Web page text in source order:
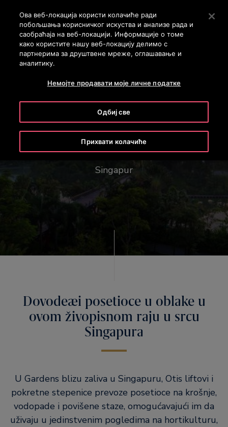
Stlačením klávesu Enter preskočíte na hlavný obsah
ПРЕТРАГА
Bašta kod zaliva
Singapur
Dovodeæi posetioce u oblake u
ovom živopisnom raju u srcu
Singapura
U Gardens blizu zaliva u Singapuru, Otis liftovi i
pokretne stepenice prevoze posetioce na krošnje,
vodopade i povišene staze, omogućavajući im da
uživaju u jedinstvenim pogledima na hortikulturu,
Ова веб-локација користи колачиће ради
побољшања корисничког искуства и анализе рада и
саобраћаја на веб-локацији. Информације о томе
како користите нашу веб-локацију делимо с
партнерима за друштвене мреже, оглашавање и
аналитику.
Немојте продавати моје личне податке
Одбиј све
Прихвати колачиће